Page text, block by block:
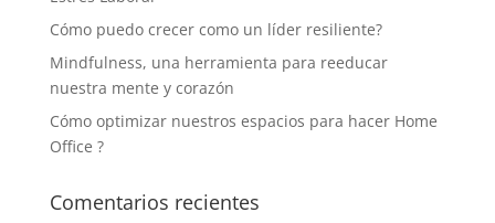
Cómo puedo crecer como un líder resiliente?
Mindfulness, una herramienta para reeducar
nuestra mente y corazón
Cómo optimizar nuestros espacios para hacer Home
Office ?
Comentarios recientes